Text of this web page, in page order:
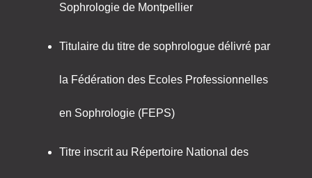
Sophrologie de Montpellier
Titulaire du titre de sophrologue délivré par
la Fédération des Ecoles Professionnelles
en Sophrologie (FEPS)
Titre inscrit au Répertoire National des